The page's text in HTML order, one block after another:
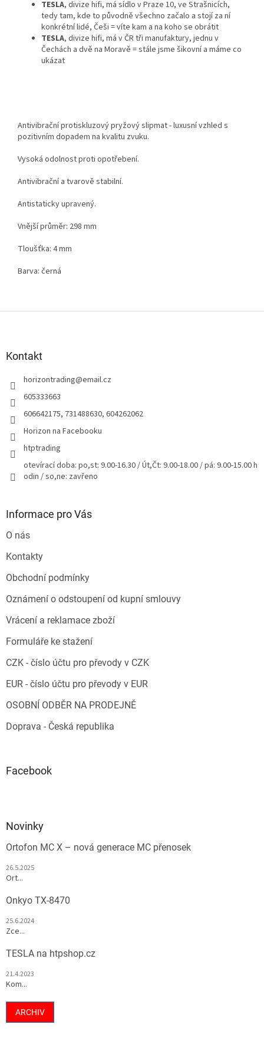
TESLA, divize hifi, má sídlo v Praze 10, ve Strašnicích,
tedy tam, kde to původně všechno začalo a stojí za ní
konkrétní lidé, Češi = víte kam a na koho se obrátit
TESLA, divize hifi, má v ČR tři manufaktury, jednu v
Čechách a dvě na Moravě = stále jsme šikovní a máme co
ukázat
Antivibrační protiskluzový pryžový slipmat - luxusní vzhled s
pozitivním dopadem na kvalitu zvuku.
Vysoká odolnost proti opotřebení.
Antivibrační a tvarově stabilní.
Antistaticky upravený.
Vnější průměr: 298 mm
Tloušťka: 4 mm
Barva: černá
Kontakt
horizontrading@email.cz
605333663
606642175, 731488630, 604262062
Horizon na Facebooku
htptrading
otevírací doba: po,st: 9.00-16.30 / Út,Čt: 9.00-18.00 / pá: 9.00-15.00 h
odin / so,ne: zavřeno
Informace pro Vás
O nás
Kontakty
Obchodní podmínky
Oznámení o odstoupení od kupní smlouvy
Vrácení a reklamace zboží
Formuláře ke stažení
CZK - číslo účtu pro převody v CZK
EUR - číslo účtu pro převody v EUR
OSOBNÍ ODBĚR NA PRODEJNĚ
Doprava - Česká republika
Facebook
Novinky
Ortofon MC X – nová generace MC přenosek
26.5.2025
Ort...
Onkyo TX-8470
25.6.2024
Zce...
TESLA na htpshop.cz
21.4.2023
Kom...
ARCHIV